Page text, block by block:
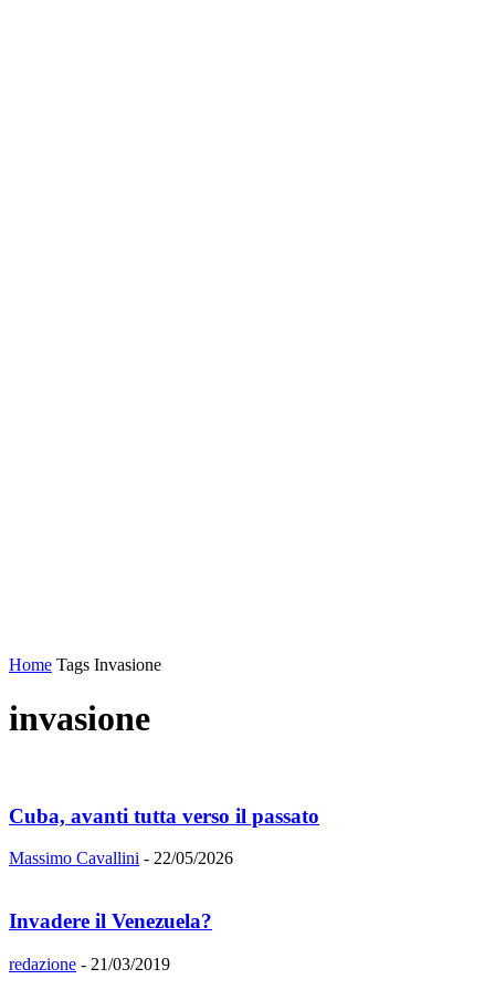
Home Tags Invasione
invasione
Cuba, avanti tutta verso il passato
Massimo Cavallini - 22/05/2026
Invadere il Venezuela?
redazione - 21/03/2019